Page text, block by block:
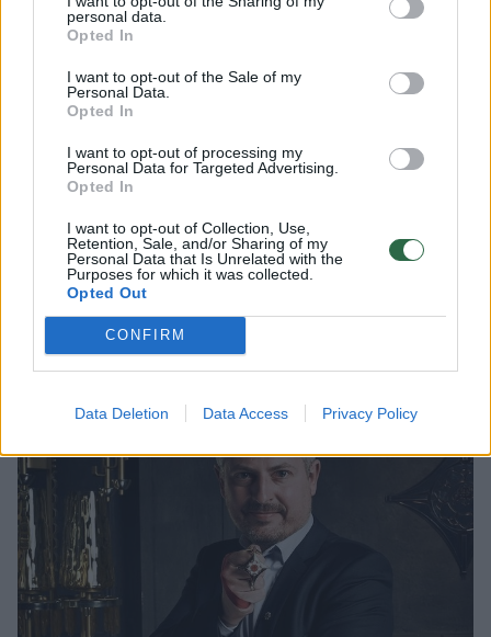
personal data.
Opted In
I want to opt-out of the Sale of my
Personal Data.
Opted In
I want to opt-out of processing my
Personal Data for Targeted Advertising.
Opted In
I want to opt-out of Collection, Use,
Retention, Sale, and/or Sharing of my
Personal Data that Is Unrelated with the
Purposes for which it was collected.
Opted Out
CONFIRM
Data Deletion Data Access Privacy Policy
profesionalais ir iš jų mokaisi, semiesi
profesinės patirties.
Yra ko pasimokyti ir iš mūsų šalies solistų.
Kiekviena patirtis svarbi: tiek ta, kurią atsiveži
tvirtino solistas.